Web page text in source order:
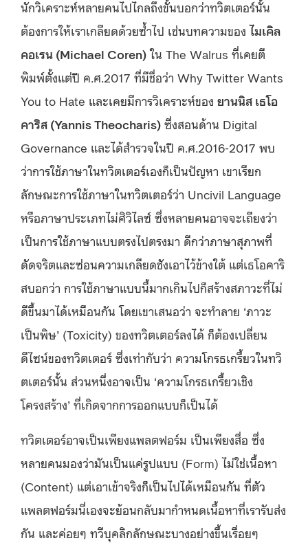
นักวิเคราะห์หลายคนไปไกลถึงขั้นบอกว่าทวิตเตอร์นั้น
ต้องการให้เราเกลียดด้วยซ้ำไป เช่นบทความของไมเคิล
คอเรน (Michael Coren)ใน The Walrus ที่เคยตี
พิมพ์ตั้งแต่ปี ค.ศ.2017 ที่มีชื่อว่า Why Twitter Wants
You to Hate และเคยมีการวิเคราะห์ของ ยานนิส เธโอ
คาริส (Yannis Theocharis) ซึ่งสอนด้าน Digital
Governance และได้สำรวจในปี ค.ศ.2016-2017 พบ
ว่าการใช้ภาษาในทวิตเตอร์เองก็เป็นปัญหา เขาเรียก
ลักษณะการใช้ภาษาในทวิตเตอร์ว่า Uncivil Language
หรือภาษาประเภทไม่ศิวิไลซ์ ซึ่งหลายคนอาจจะเถียงว่า
เป็นการใช้ภาษาแบบตรงไปตรงมา ดีกว่าภาษาสุภาพที่
ดัดจริตและซ่อนความเกลียดชังเอาไว้ข้างใต้ แต่เธโอคาริ
สบอกว่า การใช้ภาษาแบบนี้มากเกินไปก็สร้างสภาวะที่ไม่
ดีขึ้นมาได้เหมือนกัน โดยเขาเสนอว่า จะทำลาย ‘ภาวะ
เป็นพิษ’ (Toxicity) ของทวิตเตอร์ลงได้ ก็ต้องเปลี่ยน
ดีไซน์ของทวิตเตอร์ ซึ่งเท่ากับว่า ความโกรธเกรี้ยวในทวิ
ตเตอร์นั้น ส่วนหนึ่งอาจเป็น ‘ความโกรธเกรี้ยวเชิง
โครงสร้าง’ ที่เกิดจากการออกแบบก็เป็นได้
ทวิตเตอร์อาจเป็นเพียงแพลตฟอร์ม เป็นเพียงสื่อ ซึ่ง
หลายคนมองว่ามันเป็นแค่รูปแบบ (Form) ไม่ใช่เนื้อหา
(Content) แต่เอาเข้าจริงก็เป็นไปได้เหมือนกัน ที่ตัว
แพลตฟอร์มนี่เองจะย้อนกลับมากำหนดเนื้อหาที่เรารับส่ง
กัน และค่อยๆ ทวีบุคลิกลักษณะบางอย่างขึ้นเรื่อยๆ